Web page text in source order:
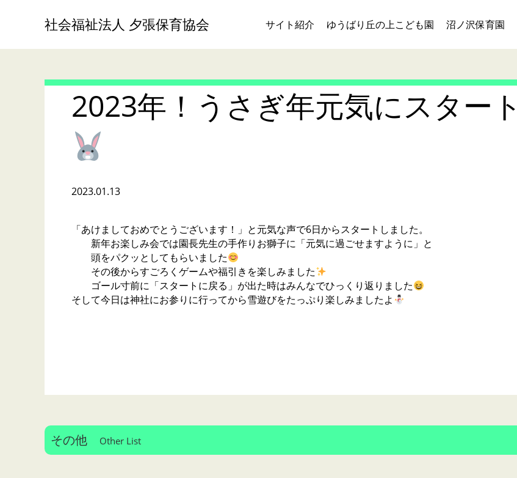
社会福祉法人 夕張保育協会 サイト紹介 ゆうばり丘の上こども園 沼ノ沢保育園
2023年！うさぎ年元気にスタート
2023.01.13
「あけましておめでとうございます！」と元気な声で6日からスタートしました。
新年お楽しみ会では園長先生の手作りお獅子に「元気に過ごせますように」と
頭をパクッとしてもらいました
その後からすごろくゲームや福引きを楽しみました
ゴール寸前に「スタートに戻る」が出た時はみんなでひっくり返りました
そして今日は神社にお参りに行ってから雪遊びをたっぷり楽しみましたよ
その他 Other List